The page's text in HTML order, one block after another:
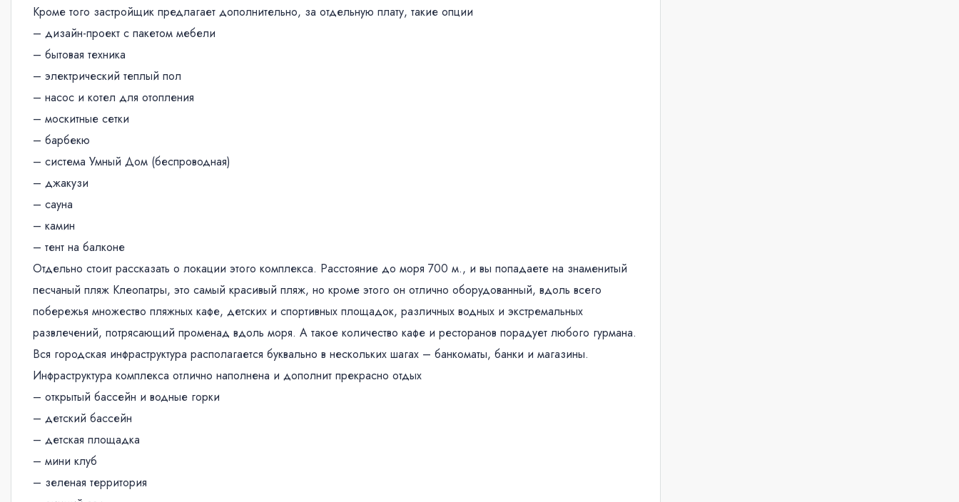
Кроме того застройщик предлагает дополнительно, за отдельную плату, такие опции
– дизайн-проект с пакетом мебели
– бытовая техника
– электрический теплый пол
– насос и котел для отопления
– москитные сетки
– барбекю
– система Умный Дом (беспроводная)
– джакузи
– сауна
– камин
– тент на балконе
Отдельно стоит рассказать о локации этого комплекса. Расстояние до моря 700 м., и вы попадаете на знаменитый
песчаный пляж Клеопатры, это самый красивый пляж, но кроме этого он отлично оборудованный, вдоль всего
побережья множество пляжных кафе, детских и спортивных площадок, различных водных и экстремальных
развлечений, потрясающий променад вдоль моря. А такое количество кафе и ресторанов порадует любого гурмана.
Вся городская инфраструктура располагается буквально в нескольких шагах – банкоматы, банки и магазины.
Инфраструктура комплекса отлично наполнена и дополнит прекрасно отдых
– открытый бассейн и водные горки
– детский бассейн
– детская площадка
– мини клуб
– зеленая территория